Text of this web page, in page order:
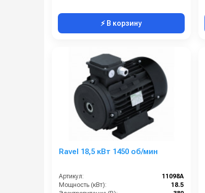
⚡ В корзину
Ravel 18,5 кВт 1450 об/мин
Артикул:
11098A
Мощность (кВт):
18.5